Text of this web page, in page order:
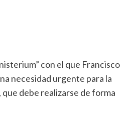
con el que Francisco
necesidad urgente para la
debe realizarse de forma